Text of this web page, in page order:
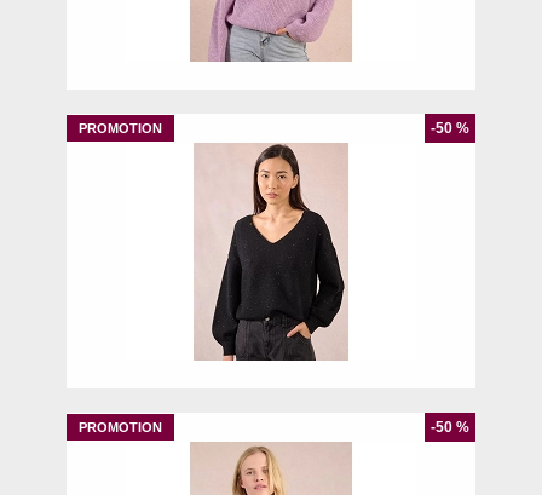
M
-50 %
M
-50 %